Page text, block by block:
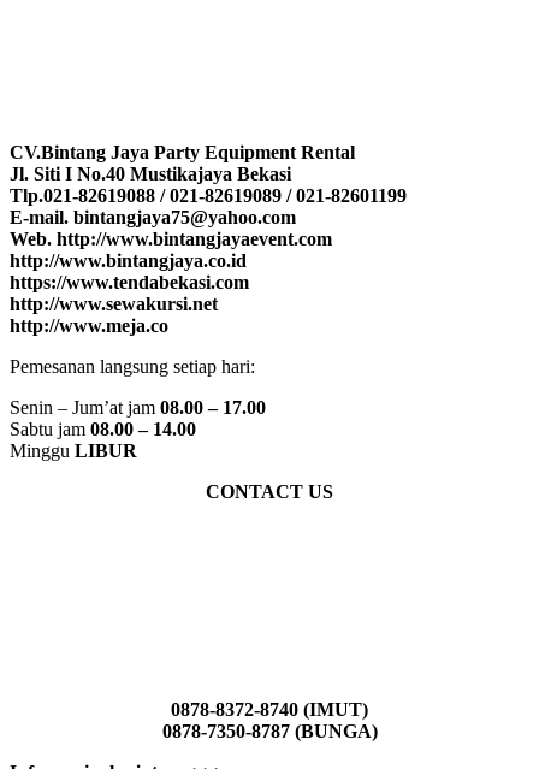
CV.Bintang Jaya Party Equipment Rental
Jl. Siti I No.40 Mustikajaya Bekasi
Tlp.021-82619088 / 021-82619089 / 021-82601199
E-mail. bintangjaya75@yahoo.com
Web. http://www.bintangjayaevent.com
http://www.bintangjaya.co.id
https://www.tendabekasi.com
http://www.sewakursi.net
http://www.meja.co
Pemesanan langsung setiap hari:
Senin – Jum’at jam 08.00 – 17.00
Sabtu jam 08.00 – 14.00
Minggu LIBUR
CONTACT US
0878-8372-8740 (IMUT)
0878-7350-8787 (BUNGA)